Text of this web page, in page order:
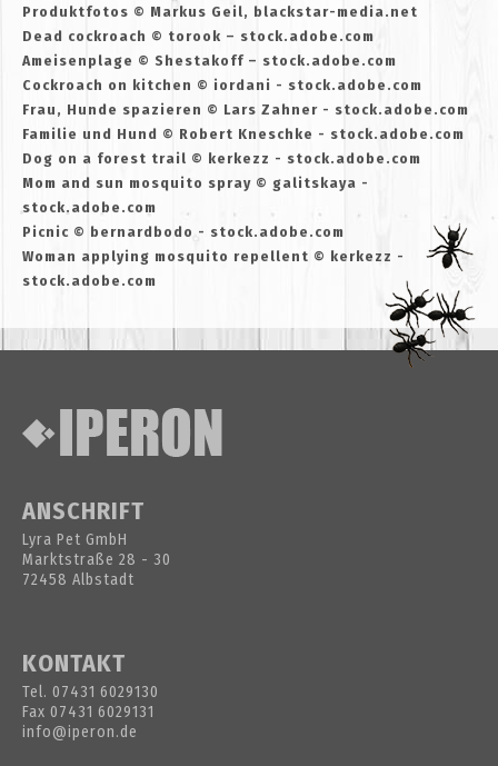
Produktfotos © Markus Geil, blackstar-media.net
Dead cockroach © torook – stock.adobe.com
Ameisenplage © Shestakoff – stock.adobe.com
Cockroach on kitchen © iordani - stock.adobe.com
Frau, Hunde spazieren © Lars Zahner - stock.adobe.com
Familie und Hund © Robert Kneschke - stock.adobe.com
Dog on a forest trail © kerkezz - stock.adobe.com
Mom and sun mosquito spray © galitskaya -
stock.adobe.com
Picnic © bernardbodo - stock.adobe.com
Woman applying mosquito repellent © kerkezz -
stock.adobe.com
ANSCHRIFT
Lyra Pet GmbH
Marktstraße 28 - 30
72458 Albstadt
KONTAKT
Tel. 07431 6029130
Fax 07431 6029131
info@iperon.de